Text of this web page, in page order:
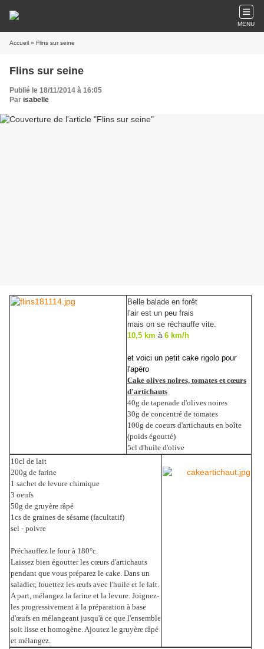
MENU
Accueil » Flins sur seine
Flins sur seine
Publié le 18/11/2014 à 16:05
Par isabelle
Belle balade en forêt
l'air est un peu frais
mais on se réchauffe vite.
10,5 km à 6 km/h
et voici un petit cake rigolo pour
l'apéro
Cake olives noires, tomates et cœurs
d'artichauts
40g de tapenade d'olives noires
30g de concentré de tomates
100g de coeurs d'artichauts en boîte
(poids égoutté)
5cl d'huile d'olive
10cl de lait
200g de farine
1 sachet de levure chimique
3 oeufs
50g de gruyère râpé
1cs de graines de sésame (facultatif)
sel - poivre
Préchauffez le four à 180°c.
Laissez bien égoutter les cœurs d'artichauts
pendant que vous préparez le cake. Dans un
saladier, fouettez les œufs avec l'huile et le lait.
A part, mélangez la farine et la levure. Joignez-
les progressivement à la préparation à base
d'œufs en mélangeant jusqu'à ce que l'ensemble
soit lisse et homogène. Ajoutez le gruyère râpé
et mélangez.